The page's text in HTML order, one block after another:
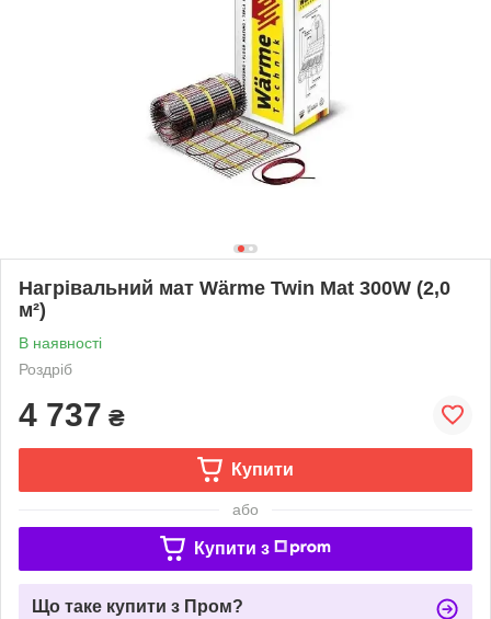
Нагрівальний мат Wärme Twin Mat 300W (2,0
м²)
В наявності
Роздріб
4 737 ₴
Купити
або
Купити з
Що таке купити з Пром?